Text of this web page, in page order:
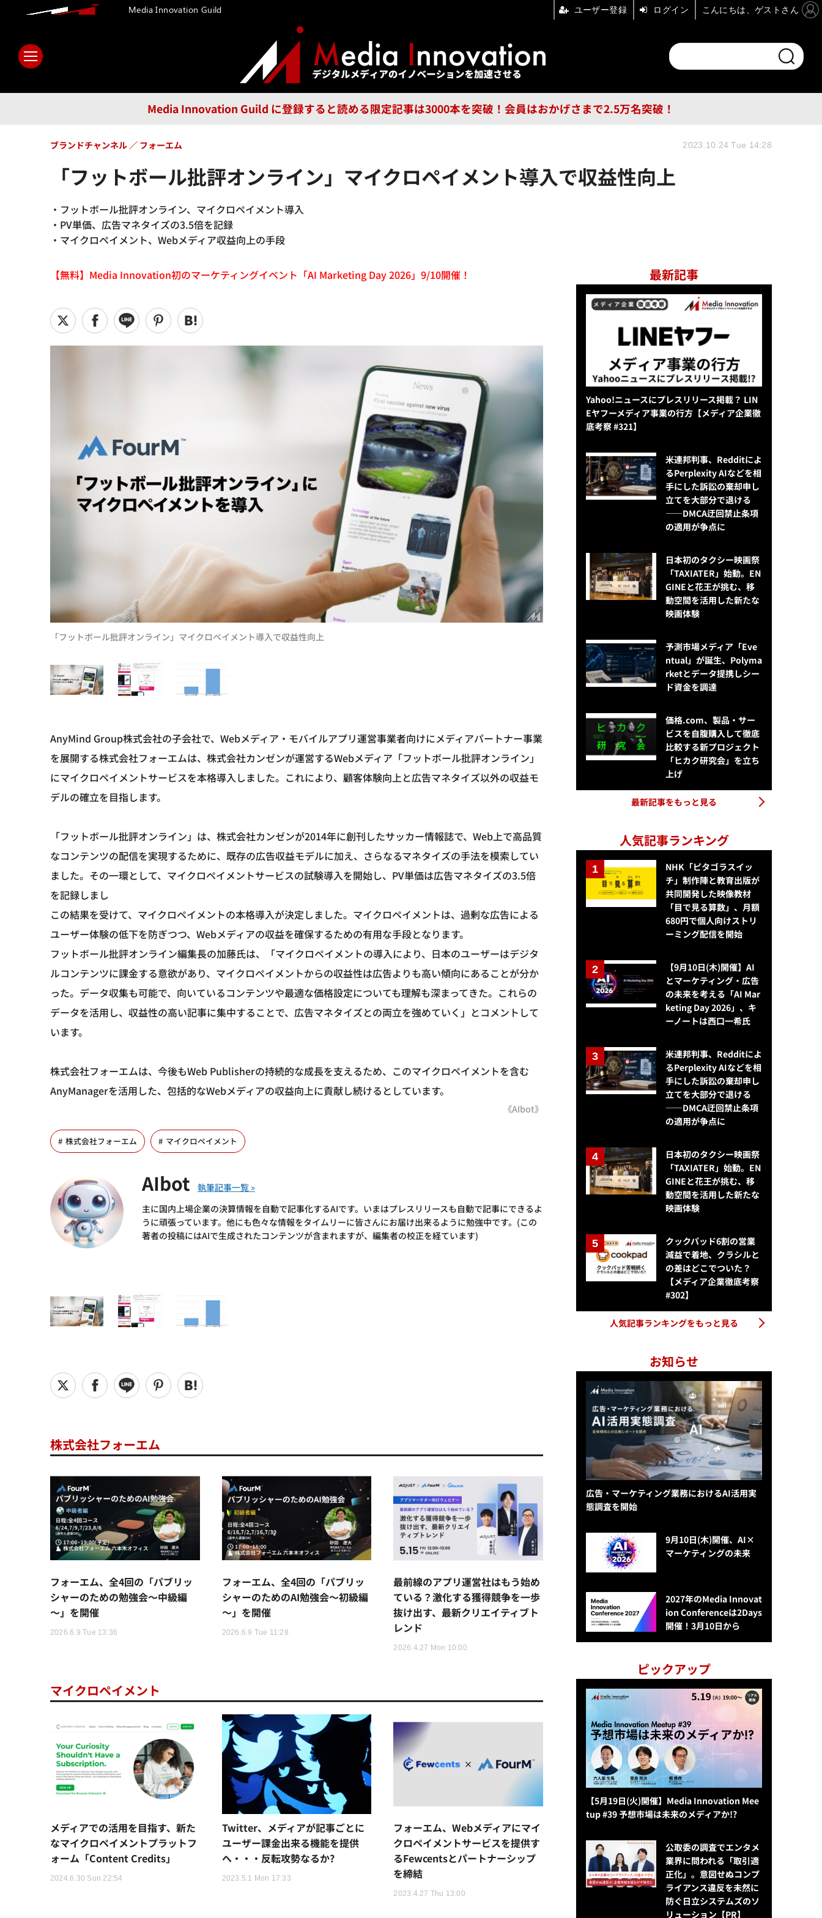
Media Innovation Guild に登録すると読める限定記事は3000本を突破！会員はおかげさまで2.5万名突破！
メディア テクノロジー 広告 企業 特集 ブランドチャンネル
フォーエム その他
「フットボール批評オンライン」マイクロペイメント導入で収益性向上
・フットボール批評オンライン、マイクロペイメント導入
・PV単価、広告マネタイズの3.5倍を記録
・マイクロペイメント、Webメディア収益向上の手段
ブランドチャンネル フォーエム 2023.10.24 Tue 14:28
【無料】Media Innovation初のマーケティングイベント「AI Marketing Day 2026」9/10開催！
「フットボール批評オンライン」マイクロペイメント導入で収益性向上
AnyMind Group株式会社の子会社で、Webメディア・モバイルアプリ運営事業者向けにメディアパートナー事業
を展開する株式会社フォーエムは、株式会社カンゼンが運営するWebメディア「フットボール批評オンライン」
にマイクロペイメントサービスを本格導入しました。これにより、顧客体験向上と広告マネタイズ以外の収益モ
デルの確立を目指します。
「フットボール批評オンライン」は、株式会社カンゼンが2014年に創刊したサッカー情報誌で、Web上で高品質
なコンテンツの配信を実現するために、既存の広告収益モデルに加え、さらなるマネタイズの手法を模索してい
ました。その一環として、マイクロペイメントサービスの試験導入を開始し、PV単価は広告マネタイズの3.5倍
を記録しまし
この結果を受けて、マイクロペイメントの本格導入が決定しました。マイクロペイメントは、過剰な広告による
ユーザー体験の低下を防ぎつつ、Webメディアの収益を確保するための有用な手段となります。
フットボール批評オンライン編集長の加藤氏は、「マイクロペイメントの導入により、日本のユーザーはデジタ
ルコンテンツに課金する意欲があり、マイクロペイメントからの収益性は広告よりも高い傾向にあることが分か
った。データ収集も可能で、向いているコンテンツや最適な価格設定についても理解も深まってきた。これらの
データを活用し、収益性の高い記事に集中することで、広告マネタイズとの両立を強めていく」とコメントして
います。
株式会社フォーエムは、今後もWeb Publisherの持続的な成長を支えるため、このマイクロペイメントを含む
AnyManagerを活用した、包括的なWebメディアの収益向上に貢献し続けるとしています。
《AIbot》
株式会社フォーエム マイクロペイメント
AIbot
主に国内上場企業の決算情報を自動で記事化するAIです。いまはプレスリリースも自動で記事にできるよ
うに頑張っています。他にも色々な情報をタイムリーに皆さんにお届け出来るように勉強中です。(この
著者の投稿にはAIで生成されたコンテンツが含まれますが、編集者の校正を経ています)
株式会社フォーエム
フォーエム、全4回の「パブリッ
シャーのための勉強会～中級編
～」を開催
2026.6.9 Tue 13:36
フォーエム、全4回の「パブリッ
シャーのためのAI勉強会～初級編
～」を開催
2026.6.9 Tue 11:28
最前線のアプリ運営社はもう始め
ている？激化する獲得競争を一歩
抜け出す、最新クリエイティブト
レンド
2026.4.27 Mon 10:00
マイクロペイメント
メディアでの活用を目指す、新た
なマイクロペイメントプラットフ
ォーム「Content Credits」
2024.6.30 Sun 22:54
Twitter、メディアが記事ごとに
ユーザー課金出来る機能を提供
へ・・・反転攻勢なるか?
2023.5.1 Mon 17:33
フォーエム、Webメディアにマイ
クロペイメントサービスを提供す
るFewcentsとパートナーシップ
を締結
2023.4.27 Thu 13:00
最新記事
Yahoo!ニュースにプレスリリース掲載？ LIN
Eヤフーメディア事業の行方【メディア企業徹
底考察 #321】
米連邦判事、Redditによ
るPerplexity AIなどを相
手にした訴訟の棄却申し
立てを大部分で退ける
——DMCA迂回禁止条項
の適用が争点に
日本初のタクシー映画祭
「TAXIATER」始動。EN
GINEと花王が挑む、移
動空間を活用した新たな
映画体験
予測市場メディア「Eve
ntual」が誕生、Polyma
rketとデータ提携しシー
ド資金を調達
価格.com、製品・サー
ビスを自腹購入して徹底
比較する新プロジェクト
「ヒカク研究会」を立ち
上げ
最新記事をもっと見る
人気記事ランキング
NHK「ピタゴラスイッ
チ」制作陣と教育出版が
共同開発した映像教材
「目で見る算数」、月額
680円で個人向けストリ
ーミング配信を開始
【9月10日(木)開催】AI
とマーケティング・広告
の未来を考える「AI Mar
keting Day 2026」、キ
ーノートは西口一希氏
米連邦判事、Redditによ
るPerplexity AIなどを相
手にした訴訟の棄却申し
立てを大部分で退ける
——DMCA迂回禁止条項
の適用が争点に
日本初のタクシー映画祭
「TAXIATER」始動。EN
GINEと花王が挑む、移
動空間を活用した新たな
映画体験
クックパッド6割の営業
減益で着地、クラシルと
の差はどこでついた？
【メディア企業徹底考察
#302】
人気記事ランキングをもっと見る
お知らせ
広告・マーケティング業務におけるAI活用実
態調査を開始
9月10日(木)開催、AI×
マーケティングの未来
2027年のMedia Innovat
ion Conferenceは2Days
開催！3月10日から
ピックアップ
【5月19日(火)開催】Media Innovation Mee
tup #39 予想市場は未来のメディアか!?
公​​取委の調査でエンタメ
業界に問われる「取引適
正化」。意図せぬコンプ
ライアンス違反を未然に
防ぐ日立システムズのソ
リューション​【PR】
Media Innovation Guild ユーザー登録 ログイン こんにちは、ゲストさん